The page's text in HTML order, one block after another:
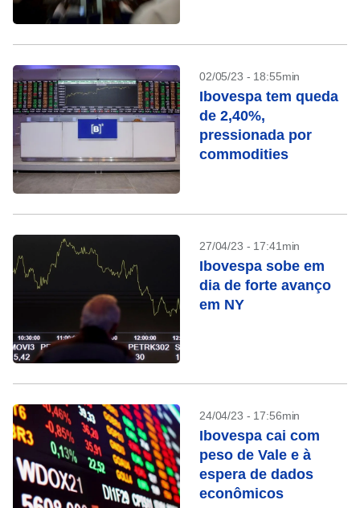
02/05/23 - 18:55min
Ibovespa tem queda
de 2,40%,
pressionada por
commodities
27/04/23 - 17:41min
Ibovespa sobe em
dia de forte avanço
em NY
24/04/23 - 17:56min
Ibovespa cai com
peso de Vale e à
espera de dados
econômicos